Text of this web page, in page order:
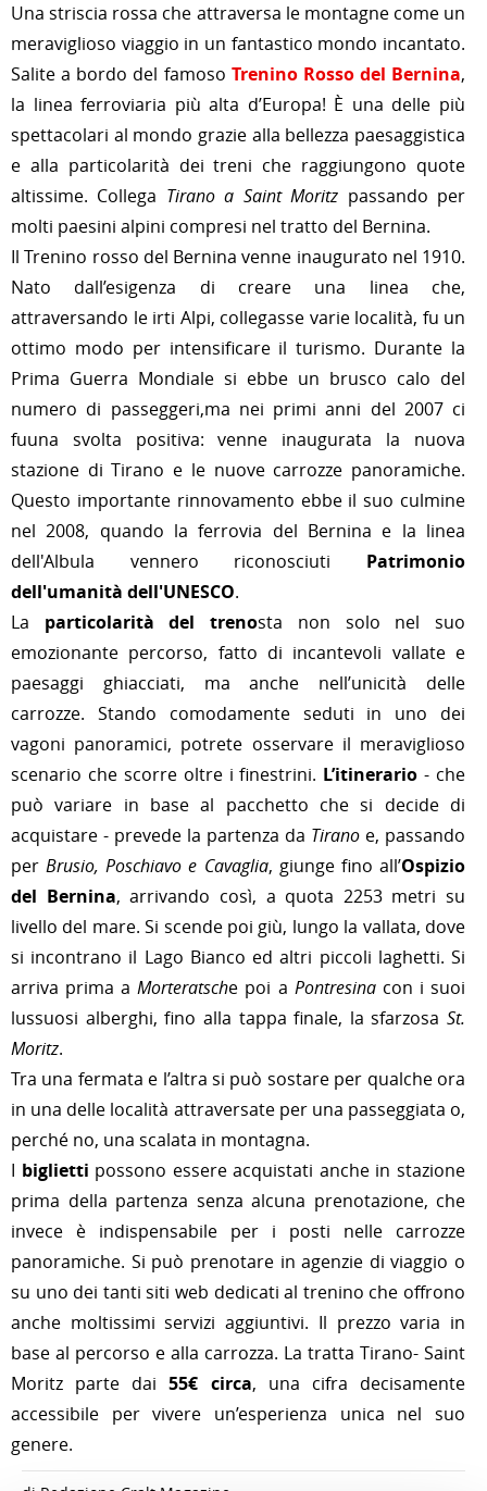
Una striscia rossa che attraversa le montagne come un
meraviglioso viaggio in un fantastico mondo incantato.
Salite a bordo del famoso Trenino Rosso del Bernina,
la linea ferroviaria più alta d’Europa! È una delle più
spettacolari al mondo grazie alla bellezza paesaggistica
e alla particolarità dei treni che raggiungono quote
altissime. Collega Tirano a Saint Moritz passando per
molti paesini alpini compresi nel tratto del Bernina.
Il Trenino rosso del Bernina venne inaugurato nel 1910.
Nato dall’esigenza di creare una linea che,
attraversando le irti Alpi, collegasse varie località, fu un
ottimo modo per intensificare il turismo. Durante la
Prima Guerra Mondiale si ebbe un brusco calo del
numero di passeggeri,ma nei primi anni del 2007 ci
fuuna svolta positiva: venne inaugurata la nuova
stazione di Tirano e le nuove carrozze panoramiche.
Questo importante rinnovamento ebbe il suo culmine
nel 2008, quando la ferrovia del Bernina e la linea
dell'Albula vennero riconosciuti Patrimonio
dell'umanità dell'UNESCO.
La particolarità del trenosta non solo nel suo
emozionante percorso, fatto di incantevoli vallate e
paesaggi ghiacciati, ma anche nell’unicità delle
carrozze. Stando comodamente seduti in uno dei
vagoni panoramici, potrete osservare il meraviglioso
scenario che scorre oltre i finestrini. L’itinerario - che
può variare in base al pacchetto che si decide di
acquistare - prevede la partenza da Tirano e, passando
perBrusio, Poschiavo e Cavaglia, giunge fino all’Ospizio
del Bernina, arrivando così, a quota 2253 metri su
livello del mare. Si scende poi giù, lungo la vallata, dove
si incontrano il Lago Bianco ed altri piccoli laghetti. Si
arriva prima aMorteratsche poi a Pontresinacon i suoi
lussuosi alberghi, fino alla tappa finale, la sfarzosa St.
Moritz.
Tra una fermata e l’altra si può sostare per qualche ora
in una delle località attraversate per una passeggiata o,
perché no, una scalata in montagna.
I biglietti possono essere acquistati anche in stazione
prima della partenza senza alcuna prenotazione, che
invece è indispensabile per i posti nelle carrozze
panoramiche. Si può prenotare in agenzie di viaggio o
su uno dei tanti siti web dedicati al trenino che offrono
anche moltissimi servizi aggiuntivi. Il prezzo varia in
base al percorso e alla carrozza. La tratta Tirano- Saint
Moritz parte dai55€ circa, una cifra decisamente
accessibile per vivere un’esperienza unica nel suo
genere.